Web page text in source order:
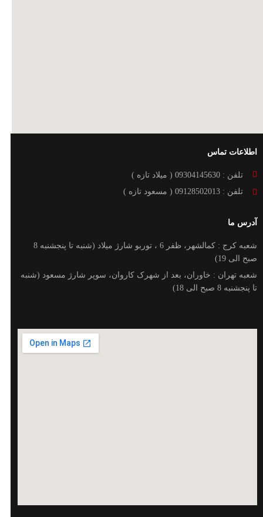
اطلاعات تماس
تلفن : 09304145630 ( میلاد تازه )
تلفن : 09128502013 ( مسعود تازه )
آدرس ما
شعبه کرج : کمالشهر، ظفر 6 ، توربو شارژ میلاد (شنبه تا پنجشنبه 8
صبح الی 19)
شعبه تهران : خاوران، بعد از شهرک کاروان، سوپر شارژ مسعود (شنبه
تا پنجشنبه 8 صبح الی 18)